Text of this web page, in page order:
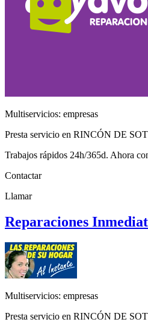
Multiservicios: empresas
Presta servicio en RINCÓN DE
Trabajos rápidos 24h/365d. Ahora
Contactar
Llamar
Reparaciones
Multiservicios: empresas
Presta servicio en RINCÓN DE